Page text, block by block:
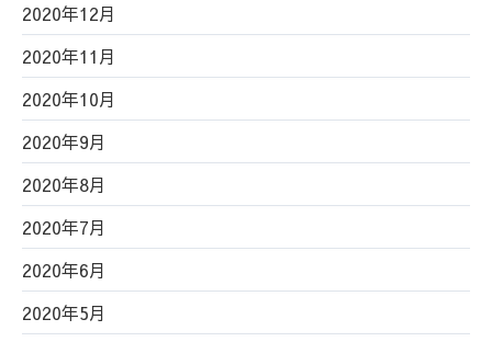
2020年12月
2020年11月
2020年10月
2020年9月
2020年8月
2020年7月
2020年6月
2020年5月